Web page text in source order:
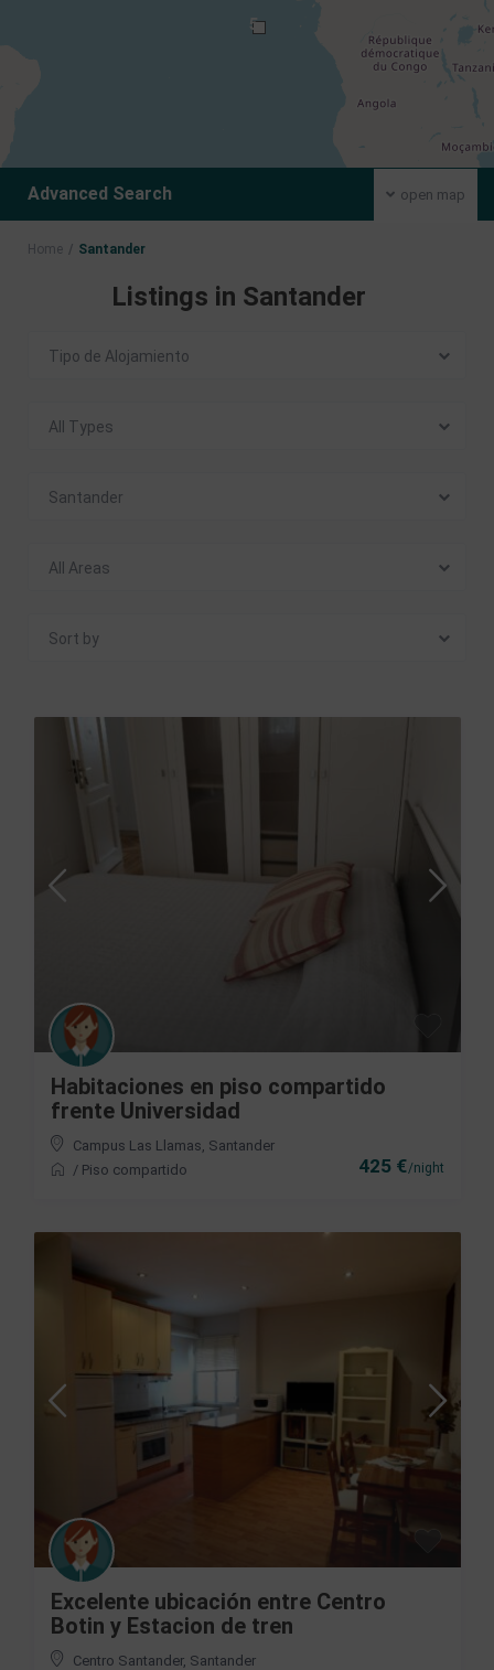
5
open map
Advanced Search
Home Santander
Listings in Santander
Tipo de Alojamiento
All Types
Santander
All Areas
Sort by
425 €/night
Habitaciones en piso compartido
frente Universidad
Campus Las Llamas Santander
/ Piso compartido
Excelente ubicación entre Centro
Botin y Estacion de tren
Centro Santander, Santander